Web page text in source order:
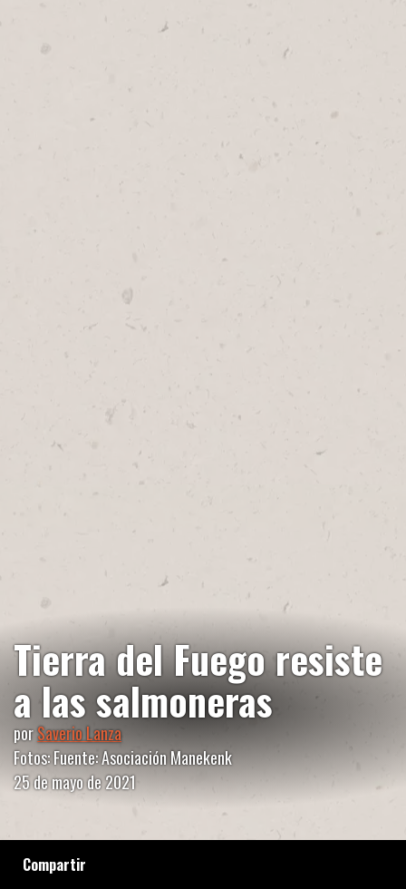
Compartir
Tierra del Fuego resiste
a las salmoneras
porSaverio Lanza
Fotos: Fuente: Asociación Manekenk
25 de mayo de 2021